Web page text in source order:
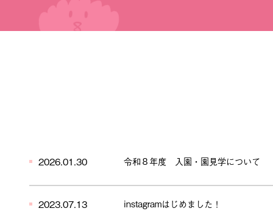
2026.01.30 令和８年度 入園・園見学について
2023.07.13 instagramはじめました！